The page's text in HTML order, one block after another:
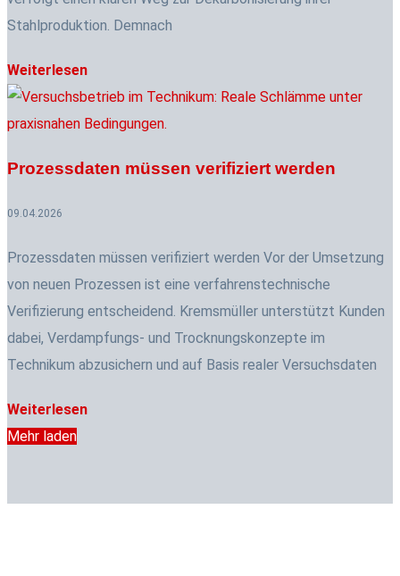
Stahlproduktion. Demnach
Weiterlesen
Prozessdaten müssen verifiziert werden
09.04.2026
Prozessdaten müssen verifiziert werden Vor der Umsetzung
von neuen Prozessen ist eine verfahrenstechnische
Verifizierung entscheidend. Kremsmüller unterstützt Kunden
dabei, Verdampfungs- und Trocknungskonzepte im
Technikum abzusichern und auf Basis realer Versuchsdaten
Weiterlesen
Mehr laden